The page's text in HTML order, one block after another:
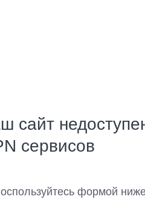
сайт
сервисов
формой